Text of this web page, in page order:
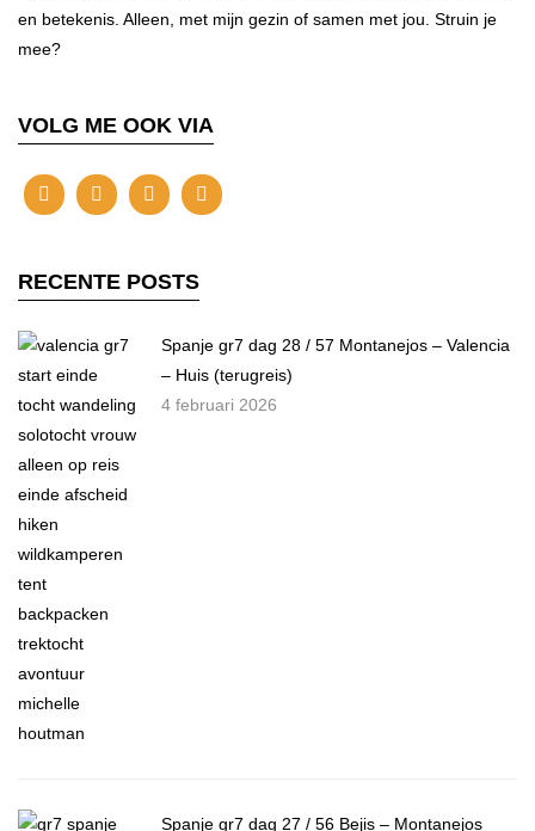
en betekenis. Alleen, met mijn gezin of samen met jou. Struin je
mee?
VOLG ME OOK VIA
RECENTE POSTS
Spanje gr7 dag 28 / 57 Montanejos – Valencia
– Huis (terugreis)
4 februari 2026
Spanje gr7 dag 27 / 56 Bejis – Montanejos